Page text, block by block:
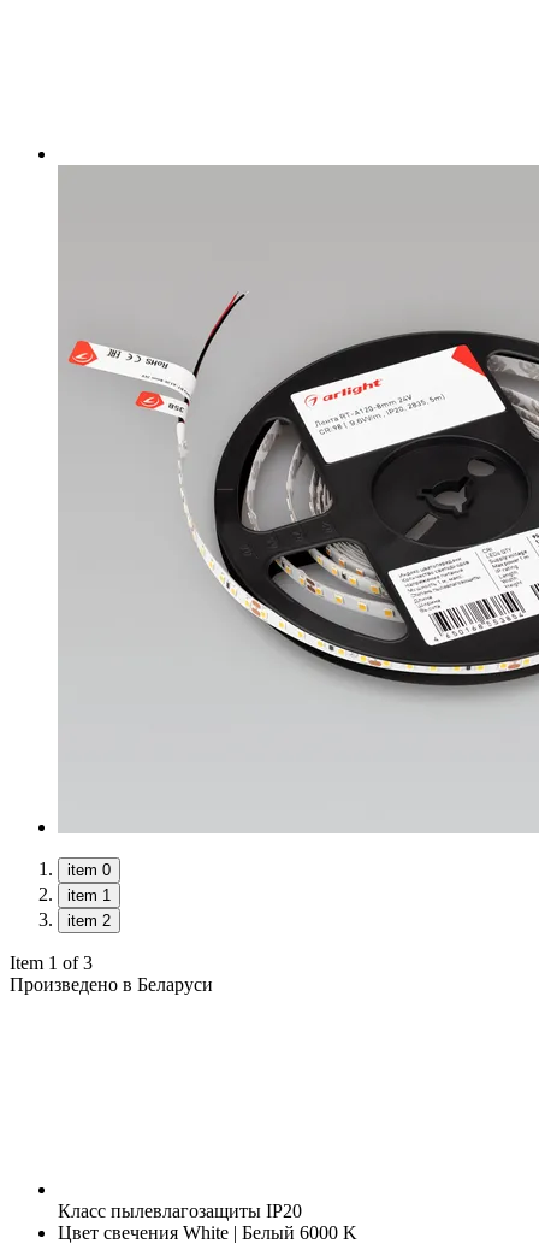
item 0
item 1
item 2
Item 1 of 3
Произведено в Беларуси
Класс пылевлагозащиты IP20
Цвет свечения White | Белый 6000 K